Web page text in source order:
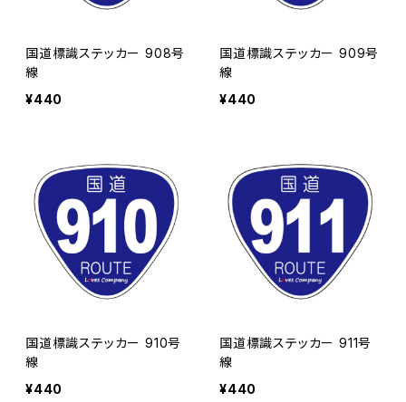
国道標識ステッカー 908号
線
¥440
国道標識ステッカー 909号
線
¥440
国道標識ステッカー 910号
線
¥440
国道標識ステッカー 911号
線
¥440